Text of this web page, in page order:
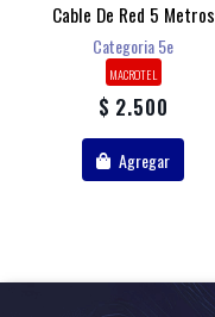
Cable De Red 5 Metros
Categoria 5e
MACROTEL
$ 2.500
Agregar